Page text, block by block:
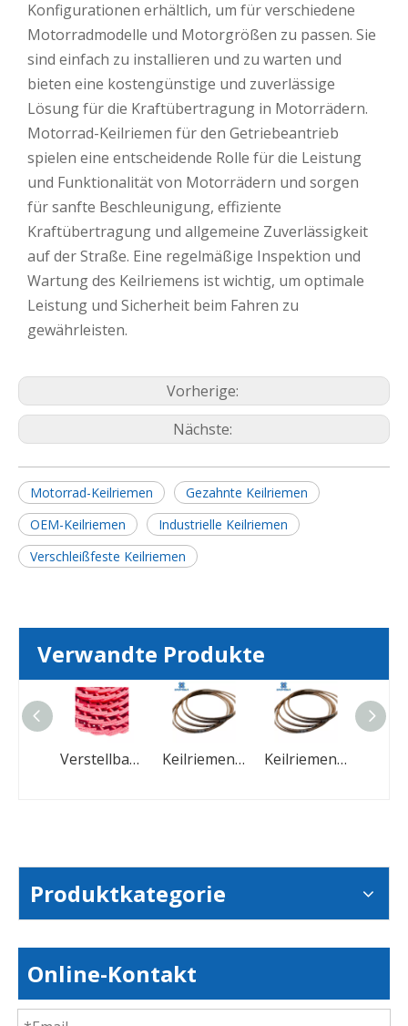
Konfigurationen erhältlich, um für verschiedene
Motorradmodelle und Motorgrößen zu passen. Sie
sind einfach zu installieren und zu warten und
bieten eine kostengünstige und zuverlässige
Lösung für die Kraftübertragung in Motorrädern.
Motorrad-Keilriemen für den Getriebeantrieb
spielen eine entscheidende Rolle für die Leistung
und Funktionalität von Motorrädern und sorgen
für sanfte Beschleunigung, effiziente
Kraftübertragung und allgemeine Zuverlässigkeit
auf der Straße. Eine regelmäßige Inspektion und
Wartung des Keilriemens ist wichtig, um optimale
Leistung und Sicherheit beim Fahren zu
gewährleisten.
Vorherige:
Nächste:
Motorrad-Keilriemen
Gezahnte Keilriemen
OEM-Keilriemen
Industrielle Keilriemen
Verschleißfeste Keilriemen
Verwandte Produkte
Verstellbarer PU-Glieder-Keilriemen für Kraftantrieb Keilriemen für Rasenmäher, hochwertiger Gummi-Keilriemen aus landwirtschaftlichem Segeltuch Keilriemen für Rasenmäher, hochwertiger Gummi-Keilriemen aus landwirtschaftlichem Segeltuch
Produktkategorie
Online-Kontakt